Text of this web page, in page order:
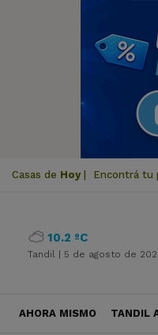
Casas de Hoy Encontrá tu
10.2 ºC
Tandil | 5 de agosto de
AHORA MISMO TANDIL